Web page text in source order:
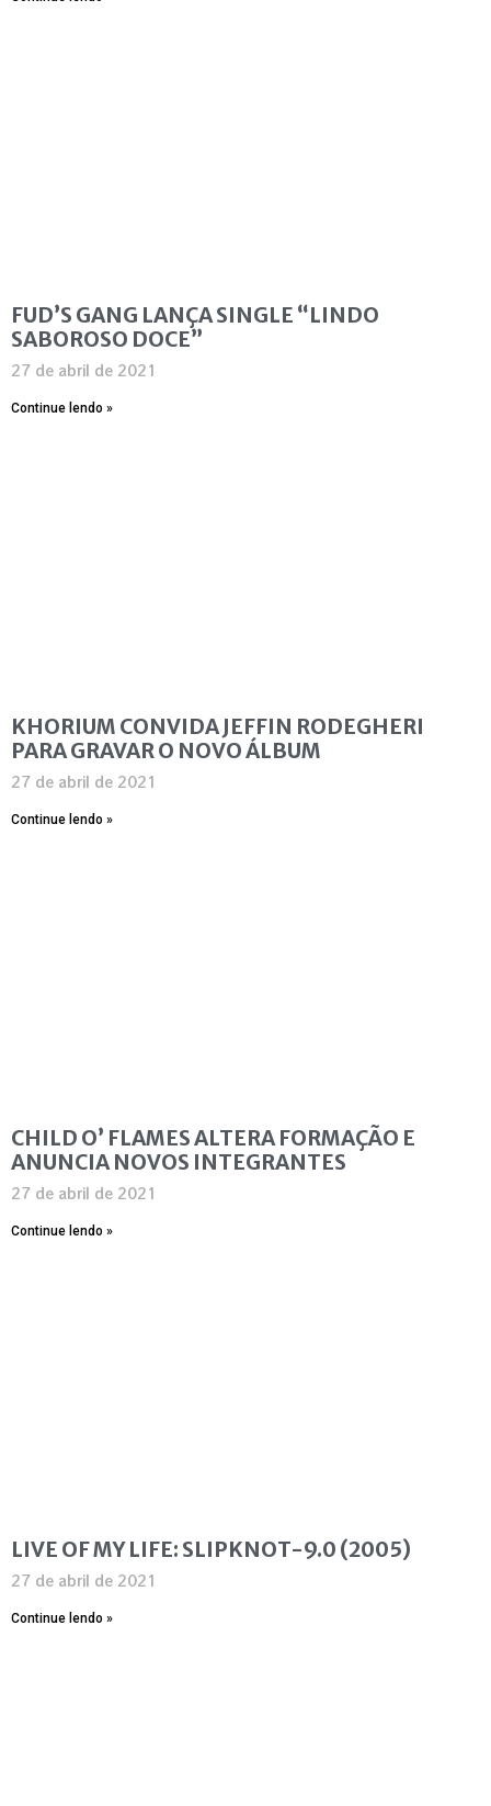
FUD’S GANG LANÇA SINGLE “LINDO
SABOROSO DOCE”
27 de abril de 2021
Continue lendo »
KHORIUM CONVIDA JEFFIN RODEGHERI
PARA GRAVAR O NOVO ÁLBUM
27 de abril de 2021
Continue lendo »
CHILD O’ FLAMES ALTERA FORMAÇÃO E
ANUNCIA NOVOS INTEGRANTES
27 de abril de 2021
Continue lendo »
LIVE OF MY LIFE: SLIPKNOT-9.0 (2005)
27 de abril de 2021
Continue lendo »